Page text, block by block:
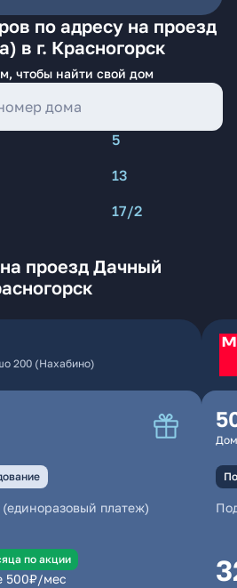
по адресу на проезд
в г. Красногорск
чтобы найти свой дом
5
13
17/2
проезд Дачный
200 (Нахабино)
платеж)
по акции
500₽/мес